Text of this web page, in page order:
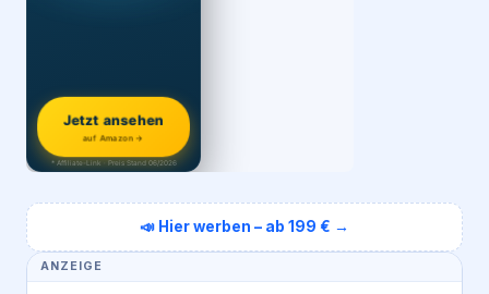
Jetzt ansehen
auf Amazon →
* Affiliate-Link · Preis Stand 06/2026
📣 Hier werben – ab 199 € →
ANZEIGE